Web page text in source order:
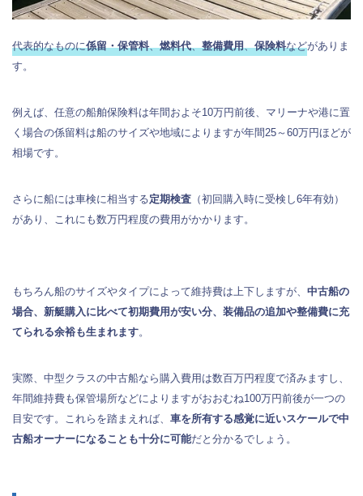
代表的なものに係留・保管料、燃料代、整備費用、保険料などがありま
す。
例えば、任意の船舶保険料は年間およそ10万円前後、マリーナや港に置
く場合の係留料は船のサイズや地域によりますが年間25～60万円ほどが
相場です。
さらに船には車検に相当する定期検査 （初回購入時に受検し6年有効）
があり、これにも数万円程度の費用がかかります。
もちろん船のサイズやタイプによって維持費は上下しますが、 中古船の
場合、新艇購入に比べて初期費用が安い分、装備品の追加や整備費に充
てられる余裕も生まれます。
実際、中型クラスの中古船なら購入費用は数百万円程度で済みますし、
年間維持費も保管場所などによりますがおおむね100万円前後が一つの
目安です。これらを踏まえれば、 車を所有する感覚に近いスケールで中
古船オーナーになることも十分に可能だと分かるでしょう。